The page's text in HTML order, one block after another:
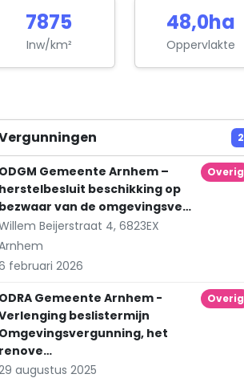
Groentehal Jurrien Brugmans
Creutzbergstraat 68
Klaassen Holding
Schuttersbergplein 44
Margje Vleck
Dr. A. Kuyperstraat 44
Audio
Wetering 1
Zaslaan 118
Stegink Webdomeindienst
Dr. Schaepmanlaan 44
7875
Inw/km²
48,0ha
Oppervlakte
2
ODGM Gemeente Arnhem –
herstelbesluit beschikking op
bezwaar van de omgevingsve…
Beijerstraat 4, 6823EX
Overig
februari 2026
ODRA Gemeente Arnhem -
beslistermijn
Omgevingsvergunning, het
renove…
Overig
augustus 2025